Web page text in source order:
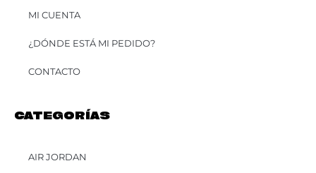
MI CUENTA
¿DÓNDE ESTÁ MI PEDIDO?
CONTACTO
CATEGORÍAS
AIR JORDAN